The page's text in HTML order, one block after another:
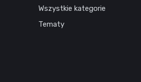
Wszystkie kategorie
Tematy